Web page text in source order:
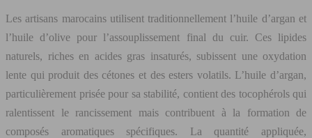
Les artisans marocains utilisent traditionnellement l’huile d’argan et
l’huile d’olive pour l’assouplissement final du cuir. Ces lipides
naturels, riches en acides gras insaturés, subissent une oxydation
lente qui produit des cétones et des esters volatils. L’huile d’argan,
particulièrement prisée pour sa stabilité, contient des tocophérols qui
ralentissent le rancissement mais contribuent à la formation de
composés aromatiques spécifiques. La quantité appliquée,